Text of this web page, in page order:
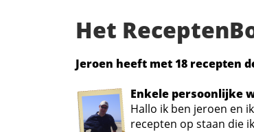
Het
Jeroen heeft met 18 recepten
Enkele persoonlijke
Hallo ik ben jeroen en
recepten op staan die